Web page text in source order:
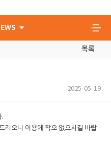
목록
2025-05-19
.
리오니 이용에 착오 없으시길 바랍